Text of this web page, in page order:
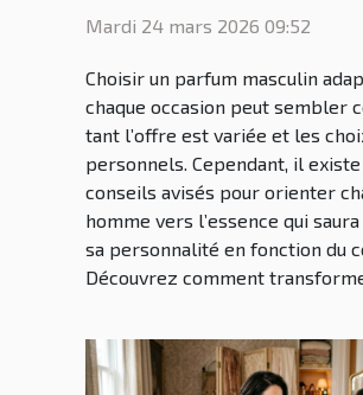
chaque occasion ?
Mardi 24 mars 2026 09:52
Choisir un parfum masculin
chaque occasion peut sembler
tant l’offre est variée et les
personnels. Cependant, il
conseils avisés pour orienter
homme vers l’essence qui
sa personnalité en fonction du
Découvrez comment